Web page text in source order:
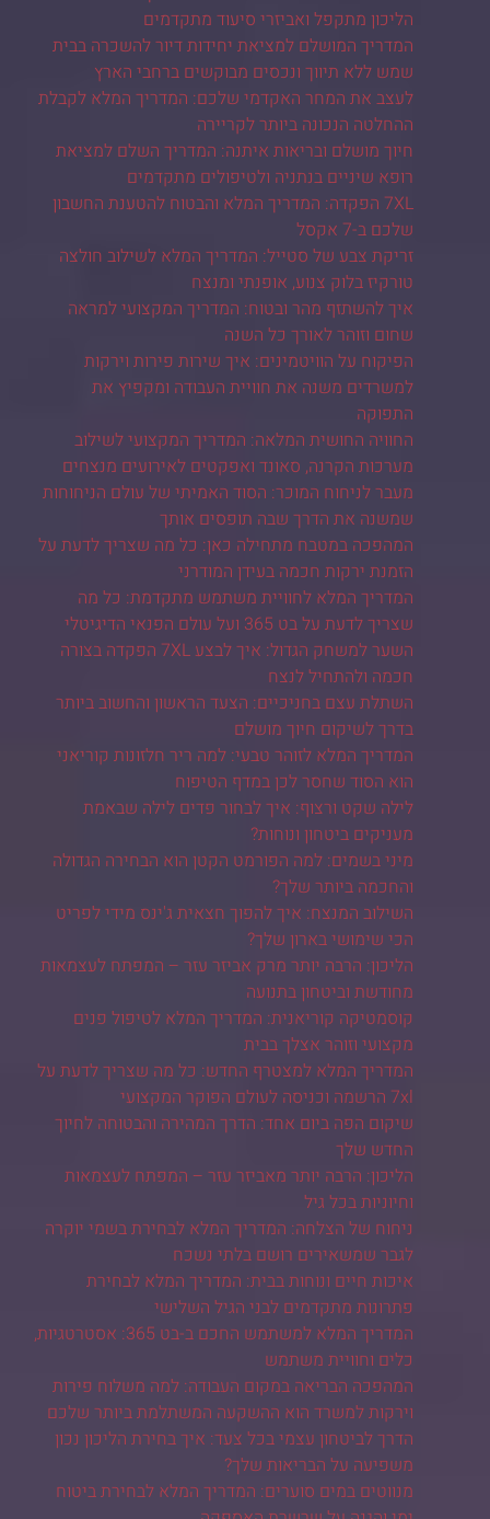
הליכון מתקפל ואביזרי סיעוד מתקדמים
המדריך המושלם למציאת יחידות דיור להשכרה בבית
שמש ללא תיווך ונכסים מבוקשים ברחבי הארץ
לעצב את המחר האקדמי שלכם: המדריך המלא לקבלת
ההחלטה הנכונה ביותר לקריירה
חיוך מושלם ובריאות איתנה: המדריך השלם למציאת
רופא שיניים בנתניה ולטיפולים מתקדמים
7XL הפקדה: המדריך המלא והבטוח להטענת החשבון
שלכם ב-7 אקסל
זריקת צבע של סטייל: המדריך המלא לשילוב חולצה
טורקיז בלוק צנוע, אופנתי ומנצח
איך להשתזף מהר ובטוח: המדריך המקצועי למראה
שחום וזוהר לאורך כל השנה
הפיקוח על הוויטמינים: איך שירות פירות וירקות
למשרדים משנה את חוויית העבודה ומקפיץ את
התפוקה
החוויה החושית המלאה: המדריך המקצועי לשילוב
מערכות הקרנה, סאונד ואפקטים לאירועים מנצחים
מעבר לניחוח המוכר: הסוד האמיתי של עולם הניחוחות
שמשנה את הדרך שבה תופסים אותך
המהפכה במטבח מתחילה כאן: כל מה שצריך לדעת על
הזמנת ירקות חכמה בעידן המודרני
המדריך המלא לחוויית משתמש מתקדמת: כל מה
שצריך לדעת על בט 365 ועל עולם הפנאי הדיגיטלי
השער למשחק הגדול: איך לבצע 7XL הפקדה בצורה
חכמה ולהתחיל לנצח
השתלת עצם בחניכיים: הצעד הראשון והחשוב ביותר
בדרך לשיקום חיוך מושלם
המדריך המלא לזוהר טבעי: למה ריר חלזונות קוריאני
הוא הסוד שחסר לכן במדף הטיפוח
לילה שקט ורצוף: איך לבחור פדים לילה שבאמת
מעניקים ביטחון ונוחות?
מיני בשמים: למה הפורמט הקטן הוא הבחירה הגדולה
והחכמה ביותר שלך?
השילוב המנצח: איך להפוך חצאית ג'ינס מידי לפריט
הכי שימושי בארון שלך?
הליכון: הרבה יותר מרק אביזר עזר – המפתח לעצמאות
מחודשת וביטחון בתנועה
קוסמטיקה קוריאנית: המדריך המלא לטיפול פנים
מקצועי וזוהר אצלך בבית
המדריך המלא למצטרף החדש: כל מה שצריך לדעת על
7xl הרשמה וכניסה לעולם הפוקר המקצועי
שיקום הפה ביום אחד: הדרך המהירה והבטוחה לחיוך
החדש שלך
הליכון: הרבה יותר מאביזר עזר – המפתח לעצמאות
וחיוניות בכל גיל
ניחוח של הצלחה: המדריך המלא לבחירת בשמי יוקרה
לגבר שמשאירים רושם בלתי נשכח
איכות חיים ונוחות בבית: המדריך המלא לבחירת
פתרונות מתקדמים לבני הגיל השלישי
המדריך המלא למשתמש החכם ב-בט 365: אסטרטגיות,
כלים וחוויית משתמש
המהפכה הבריאה במקום העבודה: למה משלוח פירות
וירקות למשרד הוא ההשקעה המשתלמת ביותר שלכם
הדרך לביטחון עצמי בכל צעד: איך בחירת הליכון נכון
משפיעה על הבריאות שלך?
מנווטים במים סוערים: המדריך המלא לבחירת ביטוח